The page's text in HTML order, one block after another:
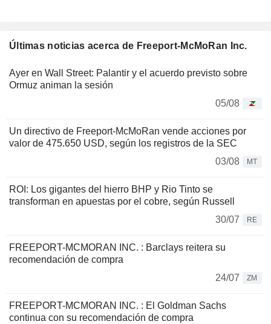
Últimas noticias acerca de Freeport-McMoRan Inc.
Ayer en Wall Street: Palantir y el acuerdo previsto sobre
Ormuz animan la sesión
05/08
Un directivo de Freeport-McMoRan vende acciones por
valor de 475.650 USD, según los registros de la SEC
03/08
MT
ROI: Los gigantes del hierro BHP y Rio Tinto se
transforman en apuestas por el cobre, según Russell
30/07
RE
FREEPORT-MCMORAN INC. : Barclays reitera su
recomendación de compra
24/07
ZM
FREEPORT-MCMORAN INC. : El Goldman Sachs
continua con su recomendación de compra